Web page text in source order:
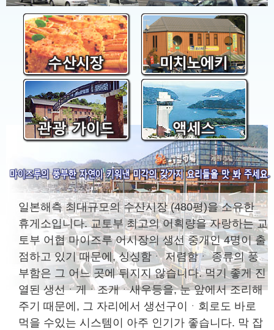
일본해측 최대규모의 수산시장 (480평)을 소유한
휴게소입니다. 교토부 최고의 어획량을 자랑하는 교
토부 어협 마이즈루 어시장의 생선 중개인 4명이 출
점하고 있기 때문에, 싱싱함ᆞ 저렴함ᆞ 종류의 풍
부함은 그 어느 곳에 뒤지지 않습니다. 먹기 좋게 진
열된 생선ᆞ게ᆞ조개ᆞ새우등을, 눈 앞에서 조리해
주기 때문에, 그 자리에서 생선구이ᆞ회로도 바로
먹을 수있는 시스템이 아주 인기가 좋습니다. 막 잡